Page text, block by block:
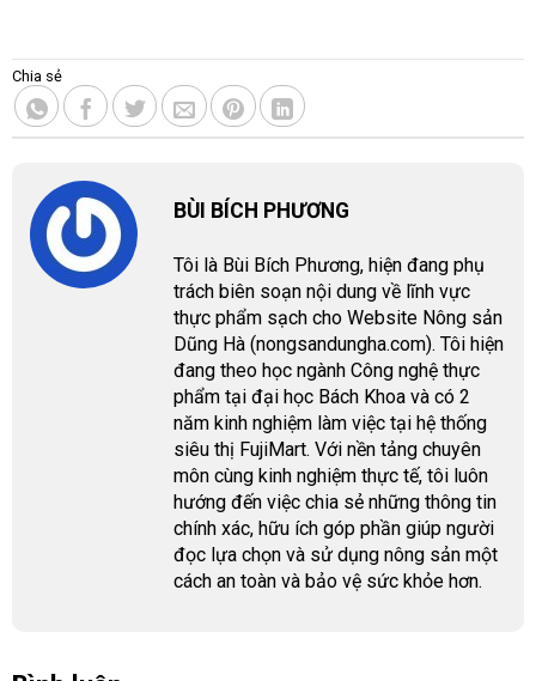
Chia sẻ
BÙI BÍCH PHƯƠNG
Tôi là Bùi Bích Phương, hiện đang phụ
trách biên soạn nội dung về lĩnh vực
thực phẩm sạch cho Website Nông sản
Dũng Hà (nongsandungha.com). Tôi hiện
đang theo học ngành Công nghệ thực
phẩm tại đại học Bách Khoa và có 2
năm kinh nghiệm làm việc tại hệ thống
siêu thị FujiMart. Với nền tảng chuyên
môn cùng kinh nghiệm thực tế, tôi luôn
hướng đến việc chia sẻ những thông tin
chính xác, hữu ích góp phần giúp người
đọc lựa chọn và sử dụng nông sản một
cách an toàn và bảo vệ sức khỏe hơn.